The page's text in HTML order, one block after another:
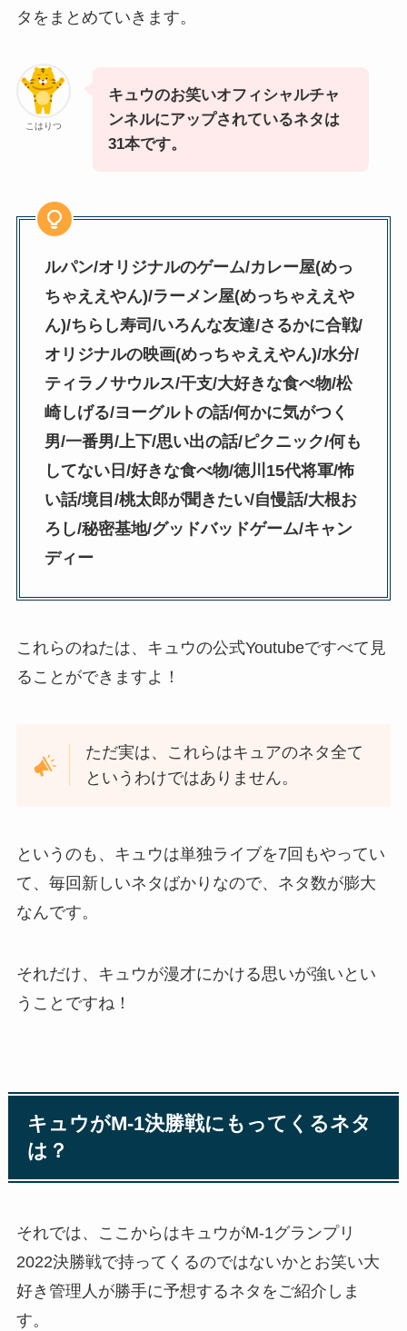
タをまとめていきます。
こはりつ
キュウのお笑いオフィシャルチャ
ンネルにアップされているネタは
31本です。
ルパン/オリジナルのゲーム/カレー屋(めっ
ちゃええやん)/ラーメン屋(めっちゃええや
ん)/ちらし寿司 /いろんな友達/さるかに合戦/
オリジナルの映画(めっちゃええやん)/水分/
ティラノサウルス/干支/大好きな食べ物/松
崎しげる/ヨーグルトの話/何かに気がつく
男/一番男/上下/思い出の話/ピクニック/何も
してない日 /好きな食べ物/徳川15代将軍/怖
い話/境目/桃太郎が聞きたい/自慢話/大根お
ろし/秘密基地/グッドバッドゲーム/キャン
ディー
これらのねたは、キュウの公式Youtubeですべて見
ることができますよ！
ただ実は、これらはキュアのネタ全て
というわけではありません。
というのも、キュウは単独ライブを7回もやってい
て、毎回新しいネタばかりなので、ネタ数が膨大
なんです。
それだけ、キュウが漫才にかける思いが強いとい
うことですね！
キュウがM-1決勝戦にもってくるネタ
は？
それでは、ここからはキュウがM-1グランプリ
2022決勝戦で持ってくるのではないかとお笑い大
好き管理人が勝手に予想するネタをご紹介しま
す。